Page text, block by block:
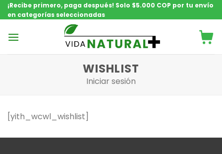
Saltar
contenido
¡Recibe primero, paga después! Solo $5.000 COP por tu envío
en categorías seleccionadas
WISHLIST
Iniciar sesión
[yith_wcwl_wishlist]